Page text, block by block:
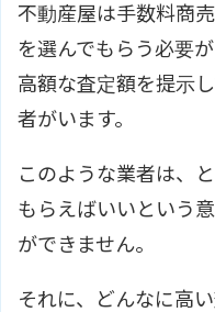
不動産屋は手数料商
を選んでもらう必要
高額な査定額を提示
者がいます。
このような業者は、
もらえばいいという
ができません。
それに、どんなに高